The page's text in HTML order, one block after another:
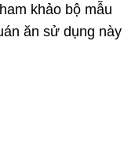
khảo bộ mẫu
ăn sử dụng này